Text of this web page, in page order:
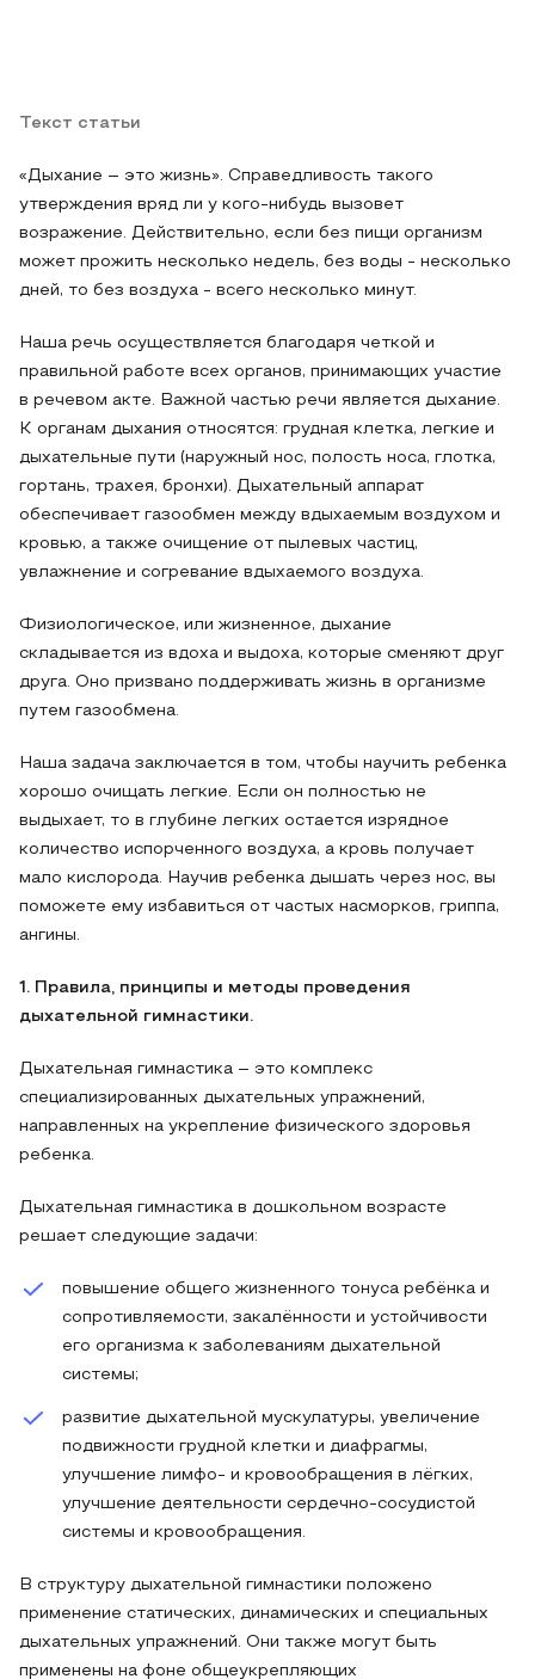
Текст статьи
«Дыхание – это жизнь». Справедливость такого
утверждения вряд ли у кого-нибудь вызовет
возражение. Действительно, если без пищи организм
может прожить несколько недель, без воды - несколько
дней, то без воздуха - всего несколько минут.
Наша речь осуществляется благодаря четкой и
правильной работе всех органов, принимающих участие
в речевом акте. Важной частью речи является дыхание.
К органам дыхания относятся: грудная клетка, легкие и
дыхательные пути (наружный нос, полость носа, глотка,
гортань, трахея, бронхи). Дыхательный аппарат
обеспечивает газообмен между вдыхаемым воздухом и
кровью, а также очищение от пылевых частиц,
увлажнение и согревание вдыхаемого воздуха.
Физиологическое, или жизненное, дыхание
складывается из вдоха и выдоха, которые сменяют друг
друга. Оно призвано поддерживать жизнь в организме
путем газообмена.
Наша задача заключается в том, чтобы научить ребенка
хорошо очищать легкие. Если он полностью не
выдыхает, то в глубине легких остается изрядное
количество испорченного воздуха, а кровь получает
мало кислорода. Научив ребенка дышать через нос, вы
поможете ему избавиться от частых насморков, гриппа,
ангины.
1. Правила, принципы и методы проведения
дыхательной гимнастики.
Дыхательная гимнастика – это комплекс
специализированных дыхательных упражнений,
направленных на укрепление физического здоровья
ребенка.
Дыхательная гимнастика в дошкольном возрасте
решает следующие задачи:
повышение общего жизненного тонуса ребёнка и
сопротивляемости, закалённости и устойчивости
его организма к заболеваниям дыхательной
системы;
развитие дыхательной мускулатуры, увеличение
подвижности грудной клетки и диафрагмы,
улучшение лимфо- и кровообращения в лёгких,
улучшение деятельности сердечно-сосудистой
системы и кровообращения.
В структуру дыхательной гимнастики положено
применение статических, динамических и специальных
дыхательных упражнений. Они также могут быть
применены на фоне общеукрепляющих